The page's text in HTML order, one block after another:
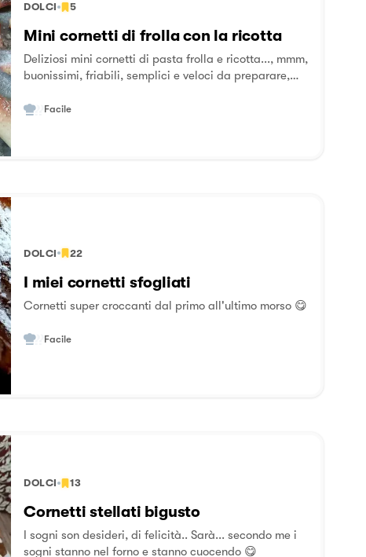
DOLCI 5
Mini cornetti di frolla con la ricotta
Deliziosi mini cornetti di pasta frolla e ricotta..., mmm,
buonissimi, friabili, semplici e veloci da preparare,
adatti per la colazione o la merenda, la mia figlia le
Facile
DOLCI 22
I miei cornetti sfogliati
Cornetti super croccanti dal primo all'ultimo morso 😋
Facile
DOLCI 13
Cornetti stellati bigusto
I sogni son desideri, di felicità.. Sarà... secondo me i
sogni stanno nel forno e stanno cuocendo 😋